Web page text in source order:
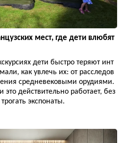
мест, где дети влюбят
дети быстро теряют инт
как увлечь их: от расследов
средневековыми орудиями.
это действительно работает, без
экспонаты.